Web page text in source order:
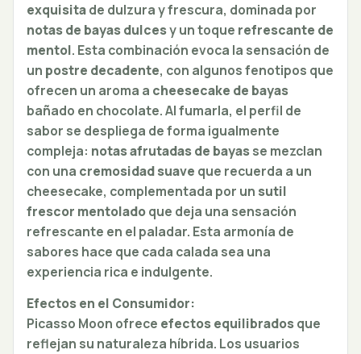
exquisitade dulzura y frescura, dominada por
notas de bayas dulcesy un toque refrescante de
mentol. Esta combinación evoca la sensación de
un postre decadente, con algunos fenotipos que
ofrecen un aroma a cheesecake de bayas
bañado en chocolate. Al fumarla, el perfil de
sabor se despliega de forma igualmente
compleja: notas afrutadas de bayasse mezclan
con una cremosidad suave que recuerda a un
cheesecake, complementada por un sutil
frescor mentoladoque deja una sensación
refrescante en el paladar. Esta armonía de
sabores hace que cada calada sea una
experiencia rica e indulgente.
Efectos en el Consumidor:
Picasso Moon ofrece efectos equilibradosque
reflejan su naturaleza híbrida. Los usuarios